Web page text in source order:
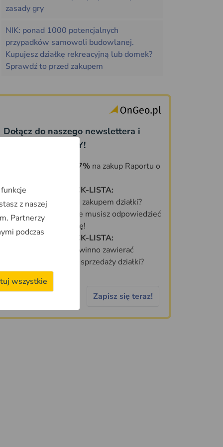
zasady gry
NIK: ponad 1000 potencjalnych
przypadków samowoli budowlanej.
Kupujesz działkę rekreacyjną lub domek?
Sprawdź to przed zakupem
Dołącz do naszego newslettera i
odbierz PREZENTY!
KOD ZNIŻKOWY 7%na zakup Raportu o
DARMOWA CHECK-LISTA:
Co sprawdzić przed zakupem działki?
70 PYTAŃ, na które musisz odpowiedzieć
zanim kupisz działkę!
DARMOWA CHECK-LISTA:
Jakie informacje powinno zawierać
idealne ogłoszenie sprzedaży działki?
Zapisz się teraz!
z naszej
Partnerzy
podczas
wszystkie